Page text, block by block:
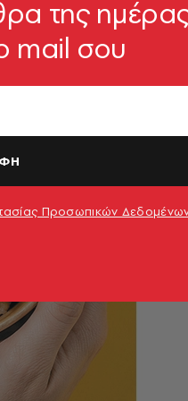
της
mail σου
Προσωπικών